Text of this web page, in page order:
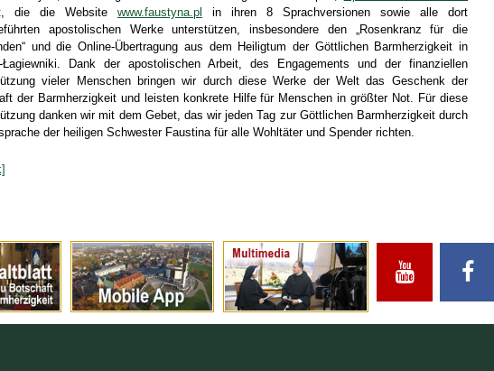
die die Website www.faustyna.pl
in ihren 8 Sprachversionen sowie alle dort
apostolischen Werke unterstützen, insbesondere den „Rosenkranz für die
und die Online-Übertragung aus dem Heiligtum der Göttlichen Barmherzigkeit in
Łagiewniki. Dank der apostolischen Arbeit, des Engagements und der finanziellen
vieler Menschen bringen wir durch diese Werke der Welt das Geschenk der
der Barmherzigkeit und leisten konkrete Hilfe für Menschen in größter Not. Für diese
danken wir mit dem Gebet, das wir jeden Tag zur Göttlichen Barmherzigkeit durch
der heiligen Schwester Faustina für alle Wohltäter und Spender richten.